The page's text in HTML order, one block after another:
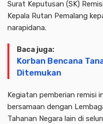
Surat Keputusan (SK)
Kepala Rutan Pemalang
narapidana.
Baca juga:
Korban Bencana
Ditemukan
Kegiatan pemberian remisi
bersamaan dengan
Tahanan Negara lain di